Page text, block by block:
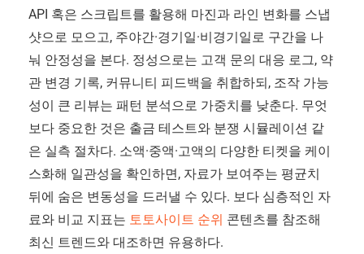
API 혹은 스크립트를 활용해 마진과 라인 변화를 스냅
샷으로 모으고, 주야간·경기일·비경기일로 구간을 나
눠 안정성을 본다. 정성으로는 고객 문의 대응 로그, 약
관 변경 기록, 커뮤니티 피드백을 취합하되, 조작 가능
성이 큰 리뷰는 패턴 분석으로 가중치를 낮춘다. 무엇
보다 중요한 것은 출금 테스트와 분쟁 시뮬레이션 같
은 실측 절차다. 소액·중액·고액의 다양한 티켓을 케이
스화해 일관성을 확인하면, 자료가 보여주는 평균치
뒤에 숨은 변동성을 드러낼 수 있다. 보다 심층적인 자
료와 비교 지표는 토토사이트 순위 콘텐츠를 참조해
최신 트렌드와 대조하면 유용하다.